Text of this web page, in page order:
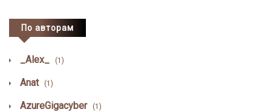
По авторам
_Alex_ (1)
Anat (1)
AzureGigacyber (1)